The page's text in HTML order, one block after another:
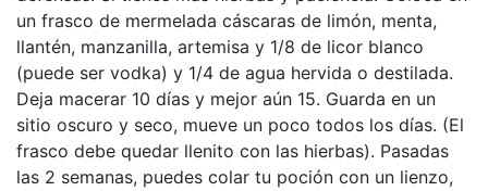
un frasco de mermelada cáscaras de limón, menta,
llantén, manzanilla, artemisa y 1/8 de licor blanco
(puede ser vodka) y 1/4 de agua hervida o destilada.
Deja macerar 10 días y mejor aún 15. Guarda en un
sitio oscuro y seco, mueve un poco todos los días. (El
frasco debe quedar llenito con las hierbas). Pasadas
las 2 semanas, puedes colar tu poción con un lienzo,